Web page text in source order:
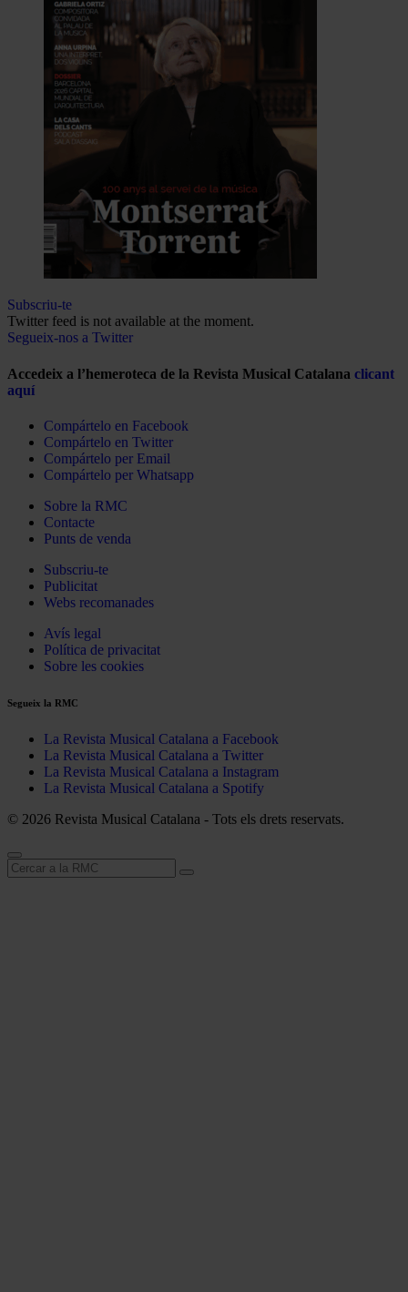
Subscriu-te
Twitter feed is not available at the moment.
Segueix-nos a Twitter
Accedeix a l’hemeroteca de la Revista Musical Catalana clicant
aquí
Compártelo en Facebook
Compártelo en Twitter
Compártelo per Email
Compártelo per Whatsapp
Sobre la RMC
Contacte
Punts de venda
Subscriu-te
Publicitat
Webs recomanades
Avís legal
Política de privacitat
Sobre les cookies
Segueix la RMC
La Revista Musical Catalana a Facebook
La Revista Musical Catalana a Twitter
La Revista Musical Catalana a Instagram
La Revista Musical Catalana a Spotify
© 2026 Revista Musical Catalana - Tots els drets reservats.
Cerca